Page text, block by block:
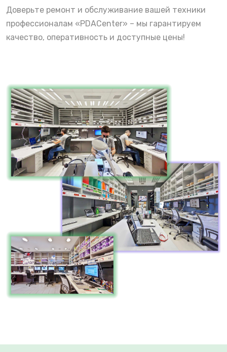
Доверьте ремонт и обслуживание вашей техники
профессионалам «PDACenter» – мы гарантируем
качество, оперативность и доступные цены!